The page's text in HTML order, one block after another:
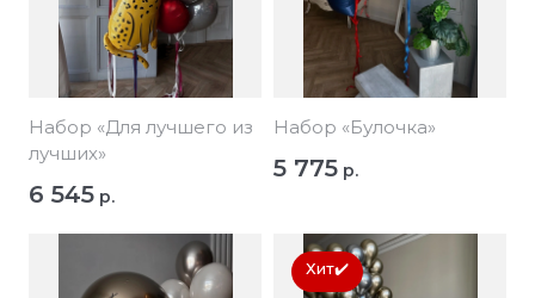
Набор «Для лучшего из
лучших»
6 545 р.
Набор «Булочка»
5 775 р.
Хит✔️